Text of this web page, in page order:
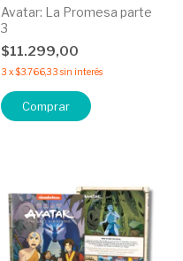
Avatar: La Promesa parte
3
$11.299,00
3 x$3.766,33 sin interés